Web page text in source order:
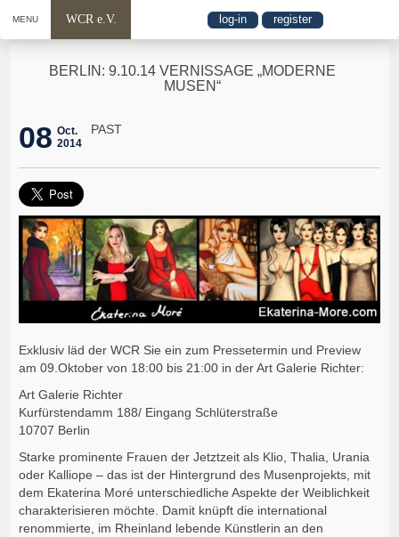
MENU WCR e.V. log-in register
BERLIN: 9.10.14 VERNISSAGE „MODERNE
MUSEN“
08 Oct.
2014
PAST
Exklusiv läd der WCR Sie ein zum Pressetermin und Preview
am 09.Oktober von 18:00 bis 21:00 in der Art Galerie Richter:
Art Galerie Richter
Kurfürstendamm 188/ Eingang Schlüterstraße
10707 Berlin
Starke prominente Frauen der Jetztzeit als Klio, Thalia, Urania
oder Kalliope – das ist der Hintergrund des Musenprojekts, mit
dem Ekaterina Moré unterschiedliche Aspekte der Weiblichkeit
charakterisieren möchte. Damit knüpft die international
renommierte, im Rheinland lebende Künstlerin an den